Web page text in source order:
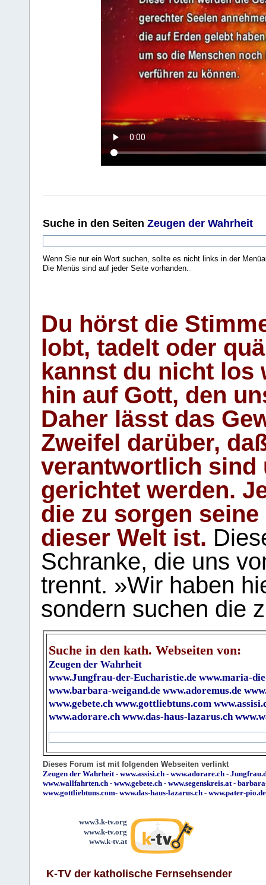
Suche in den Seiten Zeugen der Wahrheit
Wenn Sie nur ein Wort suchen, sollte es nicht links in der
Die Menüs sind auf jeder Seite vorhanden..
Du hörst die
lobt, tadelt oder
kannst du nicht los
hin auf Gott, den
Daher lässt das
Zweifel darüber,
verantwortlich sind
gerichtet werden.
die zu sorgen
dieser Welt ist.
Schranke, die uns
trennt. »Wir haben
sondern suchen die
Suche in den kath. Webseiten von:
Zeugen der Wahrheit
www.Jungfrau-der-Eucharistie.de www.maria-
www.barbara-weigand.de www.adoremus.de
www.gebete.ch www.gottliebtuns.com
www.adorare.ch www.das-haus-lazarus.ch
Dieses Forum ist mit folgenden Webseiten verlinkt
Zeugen der Wahrheit- www.assisi.ch - www.adorare.ch -
www.wallfahrten.ch - www.gebete.ch - www.segenskreis.at-
www.gottliebtuns.com- www.das-haus-lazarus.ch - www.pater-pio.de
www3.k-tv.org
www.k-tv.org
www.k-tv.at
K-TV der katholische Fernsehsender